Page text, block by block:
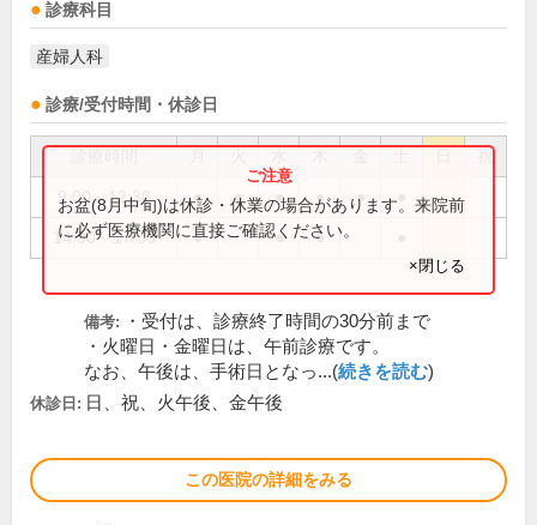
診療科目
産婦人科
診療/受付時間・休診日
祝
9:00～12:30 ● ● ● ● ●
14:30～17:30 ● ● ●
お盆(8月中旬)は休診・休業の場合があります。来院前
に必ず医療機関に直接ご確認ください。
×閉じる
備考:
・受付は、診療終了時間の30分前まで
・火曜日・金曜日は、午前診療です。
なお、午後は、手術日となっ...(続きを読む)
休診日: 日、祝、火午後、金午後
この医院の詳細をみる